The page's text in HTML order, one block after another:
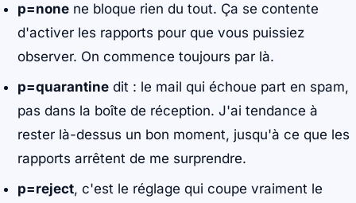
p=none ne bloque rien du tout. Ça se contente
d'activer les rapports pour que vous puissiez
observer. On commence toujours par là.
p=quarantine dit : le mail qui échoue part en spam,
pas dans la boîte de réception. J'ai tendance à
rester là-dessus un bon moment, jusqu'à ce que les
rapports arrêtent de me surprendre.
p=reject, c'est le réglage qui coupe vraiment le